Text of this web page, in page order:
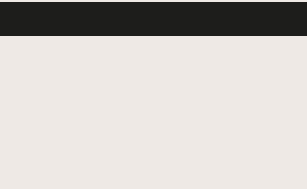
SPECIALI VIDEO